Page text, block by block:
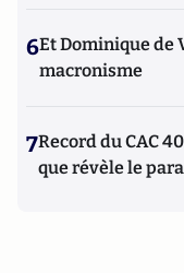
6Et Dominique de
macronisme
7Record du CAC
que révèle le